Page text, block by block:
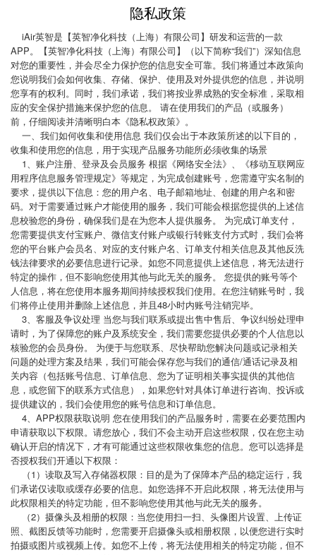
隐私政策
iAir英智是【英智净化科技（上海）有限公司】研发和运营的一款
APP。【英智净化科技（上海）有限公司】（以下简称“我们”）深知信息
对您的重要性，并会尽全力保护您的信息安全可靠。我们将通过本政策向
您说明我们会如何收集、存储、保护、使用及对外提供您的信息，并说明
您享有的权利。同时，我们承诺，我们将按业界成熟的安全标准，采取相
应的安全保护措施来保护您的信息。 请在使用我们的产品（或服务）
前，仔细阅读并清晰明白本《隐私权政策》。
一、我们如何收集和使用信息 我们仅会出于本政策所述的以下目的，
收集和使用您的信息，用于实现产品服务功能所必须收集的场景
1、账户注册、登录及会员服务 根据《网络安全法》、《移动互联网应
用程序信息服务管理规定》等规定，为完成创建账号，您需遵守实名制的
要求，提供以下信息：您的用户名、电子邮箱地址、创建的用户名和密
码。对于需要通过账户才能使用的服务，我们可能会根据您提供的上述信
息校验您的身份，确保我们是在为您本人提供服务。 为完成订单支付，
您需要提供支付宝账户、微信支付账户或银行转账支付方式时，我们会将
您的平台账户会员名、对应的支付账户名、订单支付相关信息及其他反洗
钱法律要求的必要信息进行记录。如您不同意提供上述信息，将无法进行
特定的操作，但不影响您使用其他与此无关的服务。 您提供的账号等个
人信息，将在您使用本服务期间持续授权我们使用。在您注销账号时，我
们将停止使用并删除上述信息，并且48小时内账号注销完毕。
3、客服及争议处理 当您与我们联系或提出售中售后、争议纠纷处理申
请时，为了保障您的账户及系统安全，我们需要您提供必要的个人信息以
核验您的会员身份。 为便于与您联系、尽快帮助您解决问题或记录相关
问题的处理方案及结果，我们可能会保存您与我们的通信/通话记录及相
关内容（包括账号信息、订单信息、您为了证明相关事实提供的其他信
息，或您留下的联系方式信息），如果您针对具体订单进行咨询、投诉或
提供建议的，我们会使用您的账号信息和订单信息。
4、APP权限获取说明 您在使用我们的产品服务时，需要在必要范围内
申请获取以下权限。请您放心，我们不会主动开启这些权限，仅在您主动
确认开启的情况下，才有可能通过这些权限收集您的信息。您可以选择是
否授权我们开通以下权限：
（1）读取及写入存储器权限：目的是为了保障本产品的稳定运行，我
们承诺仅读取或缓存必要的信息。如您选择不开启此权限，将无法使用与
此权限相关的特定功能，但不影响您使用其他与此无关的服务。
（2）摄像头及相册的权限：当您使用扫一扫、头像图片设置、上传证
照、截图反馈等功能时，您需要开启摄像头或相册权限，以便您进行实时
拍摄或图片或视频上传。如您不上传，将无法使用相关的特定功能，但不